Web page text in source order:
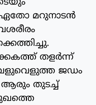
മറുനാടന്‍
തളര്‍ന്ന്
ജഡം
ആരും തുടച്ച്